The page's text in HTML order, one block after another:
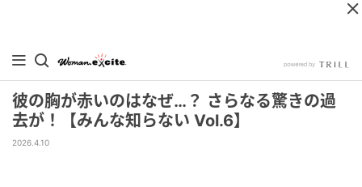
彼の胸が赤いのはなぜ…？ さらなる驚きの過
去が！【みんな知らない Vol.6】
2026.4.10